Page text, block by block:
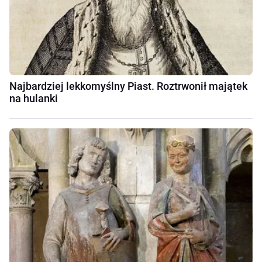
Najbardziej lekkomyślny Piast. Roztrwonił majątek
na hulanki